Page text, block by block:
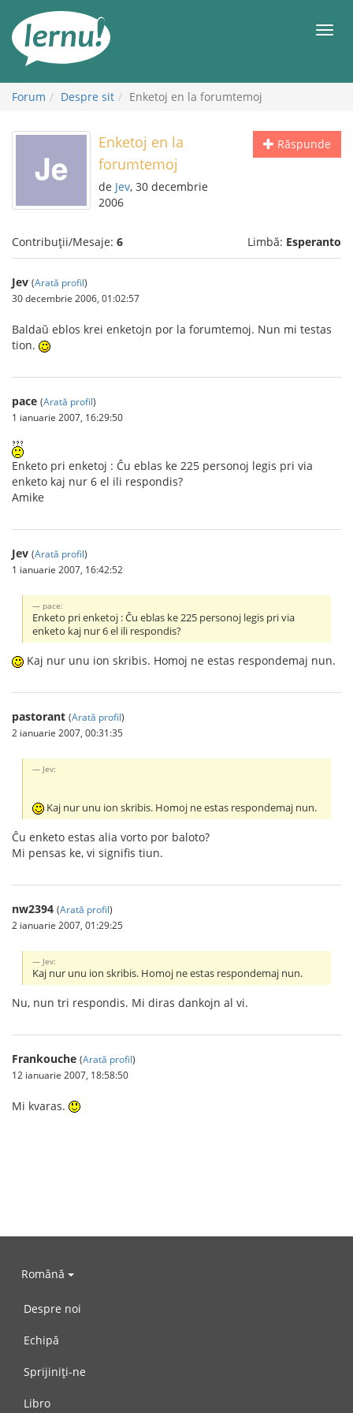
conținut
Forum Despre sit Enketoj en la forumtemoj
Răspunde
Enketoj en la
forumtemoj
de Jev, 30 decembrie
2006
Contribuții/Mesaje: 6 Limbă: Esperanto
Jev (Arată profil)
30 decembrie 2006, 01:02:57
Baldaŭ eblos krei enketojn por la forumtemoj. Nun mi testas
tion.
pace (Arată profil)
1 ianuarie 2007, 16:29:50
Enketo pri enketoj : Ĉu eblas ke 225 personoj legis pri via
enketo kaj nur 6 el ili respondis?
Amike
Jev (Arată profil)
1 ianuarie 2007, 16:42:52
pace:
Enketo pri enketoj : Ĉu eblas ke 225 personoj legis pri via
enketo kaj nur 6 el ili respondis?
Kaj nur unu ion skribis. Homoj ne estas respondemaj nun.
pastorant (Arată profil)
2 ianuarie 2007, 00:31:35
Jev:
Kaj nur unu ion skribis. Homoj ne estas respondemaj nun.
Ĉu enketo estas alia vorto por baloto?
Mi pensas ke, vi signifis tiun.
nw2394 (Arată profil)
2 ianuarie 2007, 01:29:25
Jev:
Kaj nur unu ion skribis. Homoj ne estas respondemaj nun.
Nu, nun tri respondis. Mi diras dankojn al vi.
Frankouche (Arată profil)
12 ianuarie 2007, 18:58:50
Mi kvaras.
Română
Despre noi
Echipă
Sprijiniți-ne
Libro